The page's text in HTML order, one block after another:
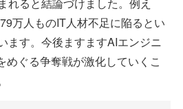
万人ものIT人材不足に陥るとい
ます。今後ますますAIエンジニ
めぐる争奪戦が激化していくこ